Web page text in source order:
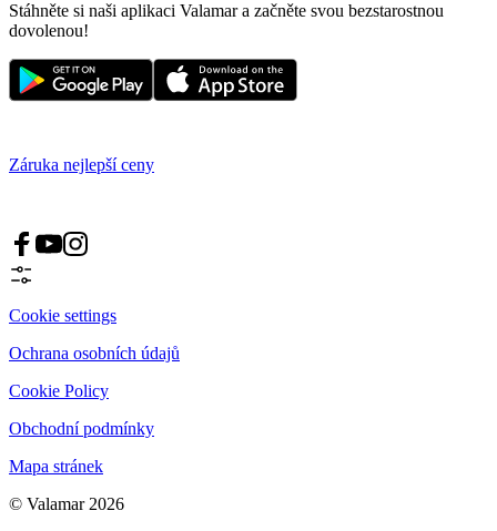
Stáhněte si naši aplikaci Valamar a začněte svou bezstarostnou
dovolenou!
Záruka nejlepší ceny
Cookie settings
Ochrana osobních údajů
Cookie Policy
Obchodní podmínky
Mapa stránek
© Valamar 2026